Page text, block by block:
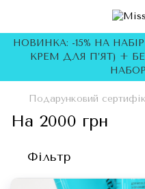
НОВИНКА: -15% НА
КРЕМ ДЛЯ П’ЯТ) +
Подарунковий
На 2000 грн
Фільтр